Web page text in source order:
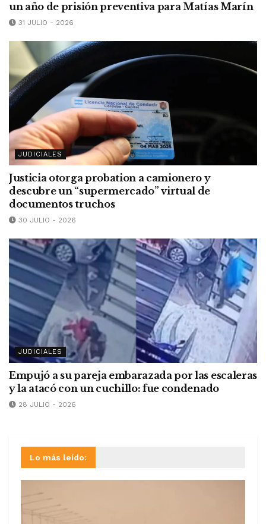
un año de prisión preventiva para Matías Marín
31 JULIO - 2026
JUDICIALES
Justicia otorga probation a camionero y
descubre un “supermercado” virtual de
documentos truchos
30 JULIO - 2026
JUDICIALES
Empujó a su pareja embarazada por las escaleras
y la atacó con un cuchillo: fue condenado
28 JULIO - 2026
Lo más leído: